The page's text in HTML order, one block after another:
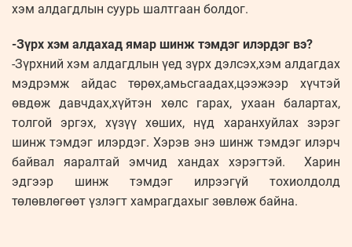
хэм алдагдлын суурь шалтгаан болдог.
-Зүрх хэм алдахад ямар шинж тэмдэг илэрдэг вэ?
-Зүрхний хэм алдагдлын үед зүрх дэлсэх,хэм алдагдах
мэдрэмж айдас төрөх,амьсгаадах,цээжээр хүчтэй
өвдөж давчдах,хүйтэн хөлс гарах, ухаан балартах,
толгой эргэх, хүзүү хөших, нүд харанхуйлах зэрэг
шинж тэмдэг илэрдэг. Хэрэв энэ шинж тэмдэг илэрч
байвал яаралтай эмчид хандах хэрэгтэй. Харин
эдгээр шинж тэмдэг илрээгүй тохиолдолд
төлөвлөгөөт үзлэгт хамрагдахыг зөвлөж байна.